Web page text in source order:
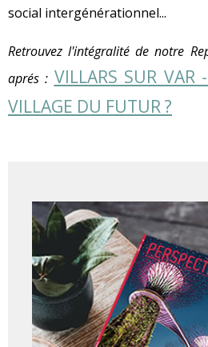
social intergénérationnel...
Retrouvez l'intégralité de notre
aprés : VILLARS SUR VAR
VILLAGE DU FUTUR ?